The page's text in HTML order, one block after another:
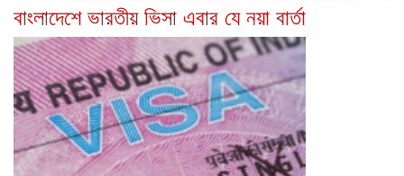
বাংলাদেশে ভারতীয় ভিসা এবার যে নয়া বার্তা